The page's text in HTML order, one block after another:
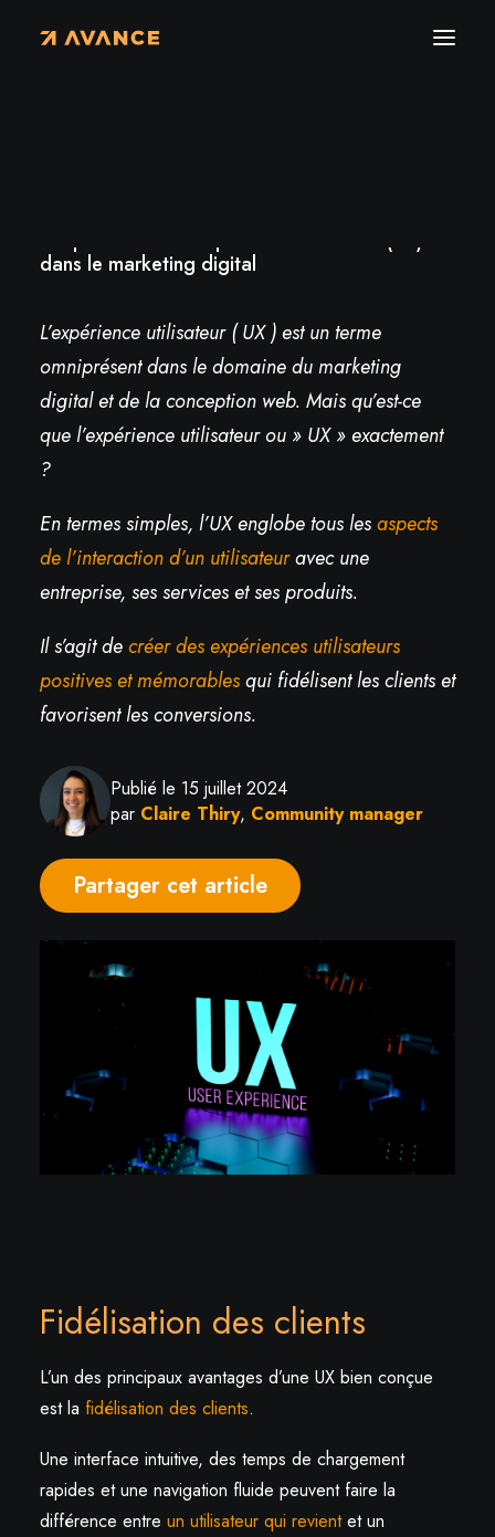
L’importance de l’expérience utilisateur (UX)
dans le marketing digital
L’expérience utilisateur ( UX ) est un terme
omniprésent dans le domaine du marketing
digital et de la conception web. Mais qu’est-ce
que l’expérience utilisateur ou » UX » exactement
?
En termes simples, l’UX englobe tous lesaspects
de l’interaction d’un utilisateuravec une
entreprise, ses services et ses produits.
Il s’agit decréer des expériences utilisateurs
positives et mémorablesqui fidélisent les clients et
favorisent les conversions.
Publié le 15 juillet 2024
par Claire Thiry, Community manager
Partager cet article
Fidélisation des clients
L’un des principaux avantages d’une UX bien conçue
est la fidélisation des clients.
Une interface intuitive, des temps de chargement
rapides et une navigation fluide peuvent faire la
différence entre un utilisateur qui revientet un